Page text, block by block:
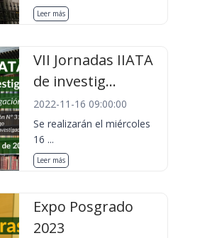
Leer más
VII Jornadas IIATA
de investig...
2022-11-16 09:00:00
Se realizarán el miércoles
16 ...
Leer más
Expo Posgrado
2023